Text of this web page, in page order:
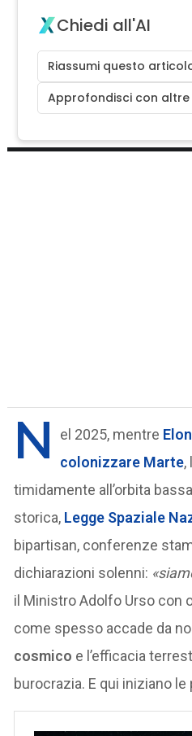
Chiedi all'AI
Riassumi questo
Approfondisci con
N el 2025, mentre
colonizzare Marte,
timidamente all’orbita
storica, Legge Spaziale
bipartisan, conferenze
dichiarazioni solenni:
il Ministro Adolfo Urso con
come spesso accade da
cosmico e l’efficacia
burocrazia. E qui iniziano